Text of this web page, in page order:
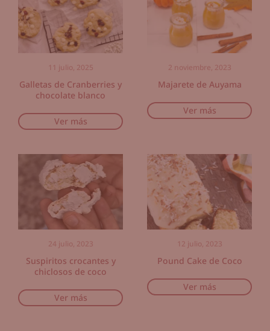
11 julio, 2025
Galletas de Cranberries y
chocolate blanco
Ver más
2 noviembre, 2023
Majarete de Auyama
Ver más
24 julio, 2023
Suspiritos crocantes y
chiclosos de coco
Ver más
12 julio, 2023
Pound Cake de Coco
Ver más